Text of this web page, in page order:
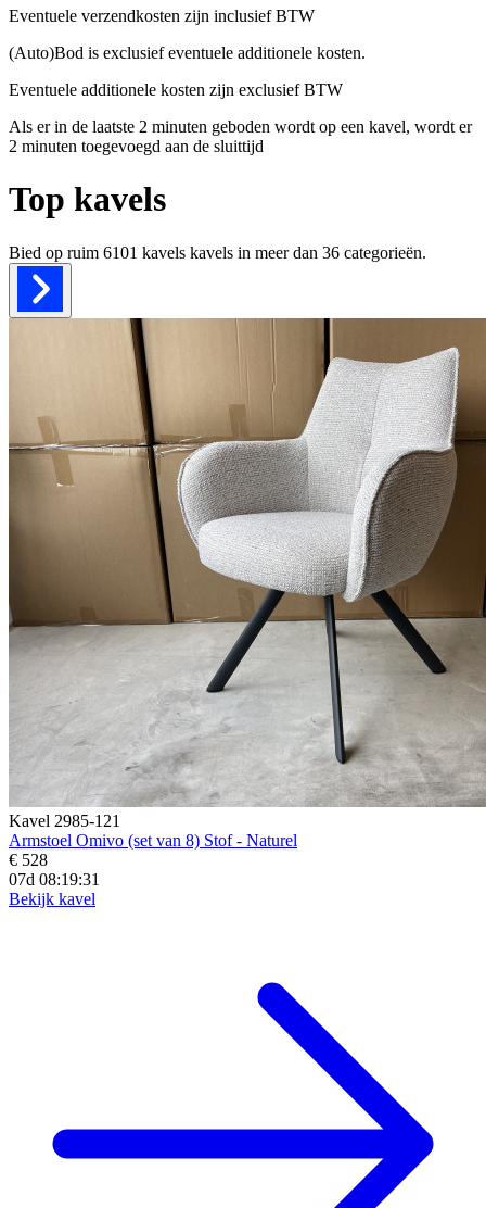
Eventuele verzendkosten zijn inclusief BTW
(Auto)Bod is exclusief eventuele additionele kosten.
Eventuele additionele kosten zijn exclusief BTW
Als er in de laatste 2 minuten geboden wordt op een kavel, wordt er
2 minuten toegevoegd aan de sluittijd
Top kavels
Bied op ruim 6101 kavels kavels in meer dan 36 categorieën.
Kavel 2985-121
Armstoel Omivo (set van 8) Stof - Naturel
€ 528
07d 08:19:29
Bekijk kavel